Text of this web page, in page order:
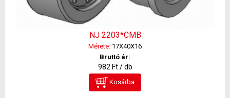
NJ 2203*CMB
Mérete: 17X40X16
Bruttó ár:
982 Ft / db
Kosárba